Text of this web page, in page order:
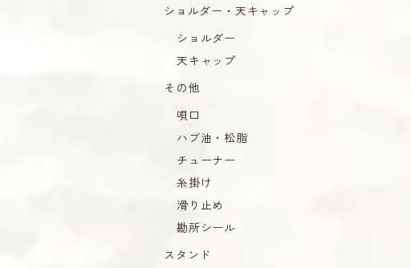
ショルダー・天キャップ
ショルダー
天キャップ
その他
唄口
ハブ油・松脂
チューナー
糸掛け
滑り止め
勘所シール
スタンド